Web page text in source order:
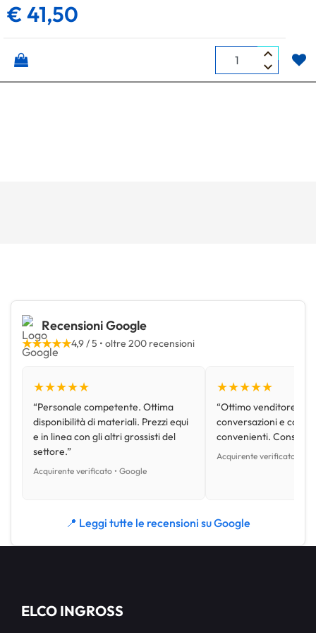
€ 41,50
Quantità
Recensioni Google
★★★★★4,9 / 5 • oltre 200 recensioni
★★★★★
“Personale competente. Ottima
disponibilità di materiali. Prezzi equi
e in linea con gli altri grossisti del
settore.”
Acquirente verificato • Google
★★★★★
“Ottimo venditore,
conversazioni e con
convenienti.
Acquirente verificato •
📍 Leggi tutte le recensioni su Google
ELCO INGROSS